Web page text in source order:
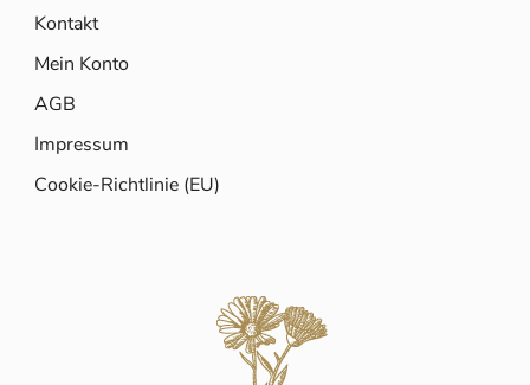
Kontakt
Mein Konto
AGB
Impressum
Cookie-Richtlinie (EU)